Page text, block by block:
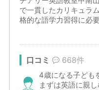
で一貫したカリキュラ
格的な語学力習得に必
口コミ 668件
4歳になる子ども
まずは英語に親